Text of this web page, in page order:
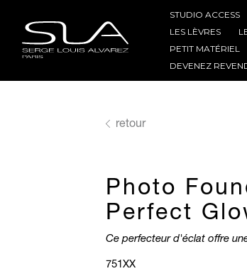
STUDIO ACCESS
LES LÈVRES
PETIT MATÉRIEL
DEVENEZ
retour
Photo
Perfect
Ce perfecteur d'éclat offre
751XX